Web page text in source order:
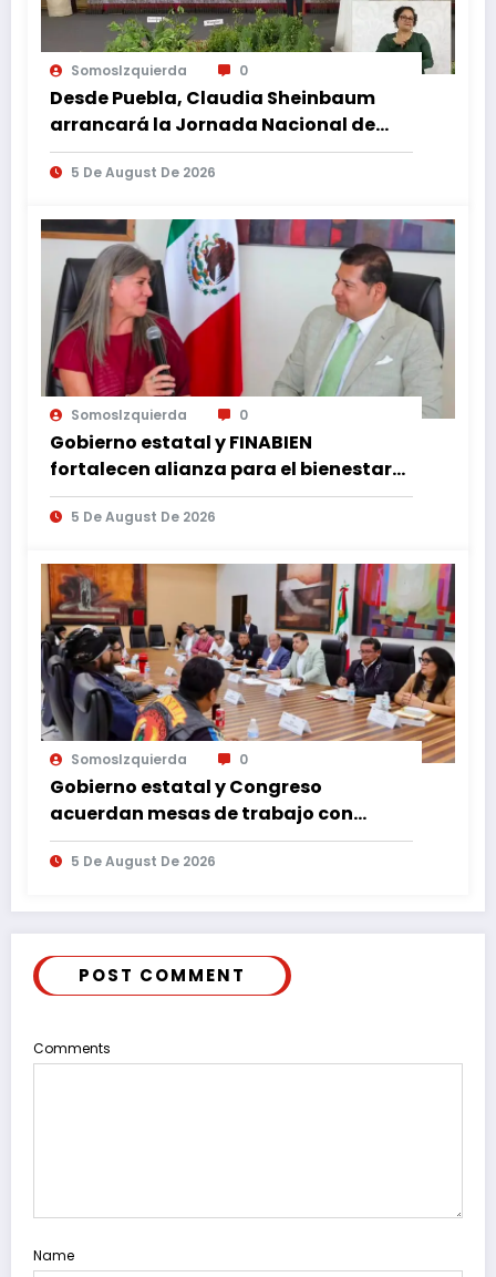
SomosIzquierda 0
Desde Puebla, Claudia Sheinbaum
arrancará la Jornada Nacional de
Reforestación
5 De August De 2026
SomosIzquierda 0
Gobierno estatal y FINABIEN
fortalecen alianza para el bienestar
de familias migrantes
5 De August De 2026
SomosIzquierda 0
Gobierno estatal y Congreso
acuerdan mesas de trabajo con
motociclistas para analizar la Ley de
Movilidad
5 De August De 2026
POST COMMENT
Comments
Name